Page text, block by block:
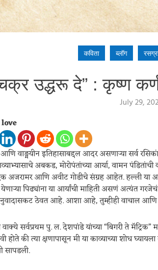
कविता ब्लॉग
उद्धरू दे” : कृष्ण कर्ण
July 29,
आणि वाङ्मयीन इतिहासाबद्दल आदर असणाऱ्या सर्व
अबकड, मोरोपंतांच्या आर्या, वामन पंडितांची
अजरामर आणि अवीट गोडीचे संग्रह आहेत. हल्ली
पिढ्यांना या आर्यांची माहिती असणं अत्यंत
ठेवत आहे. आशा आहे, तुम्हीही वाचाल आणि
वाक्ये सर्वप्रथम पु. ल. देशपांडे यांच्या “बिगरी ते
होते की त्या क्षणापासून मी या काव्याच्या शोध
सापडली.